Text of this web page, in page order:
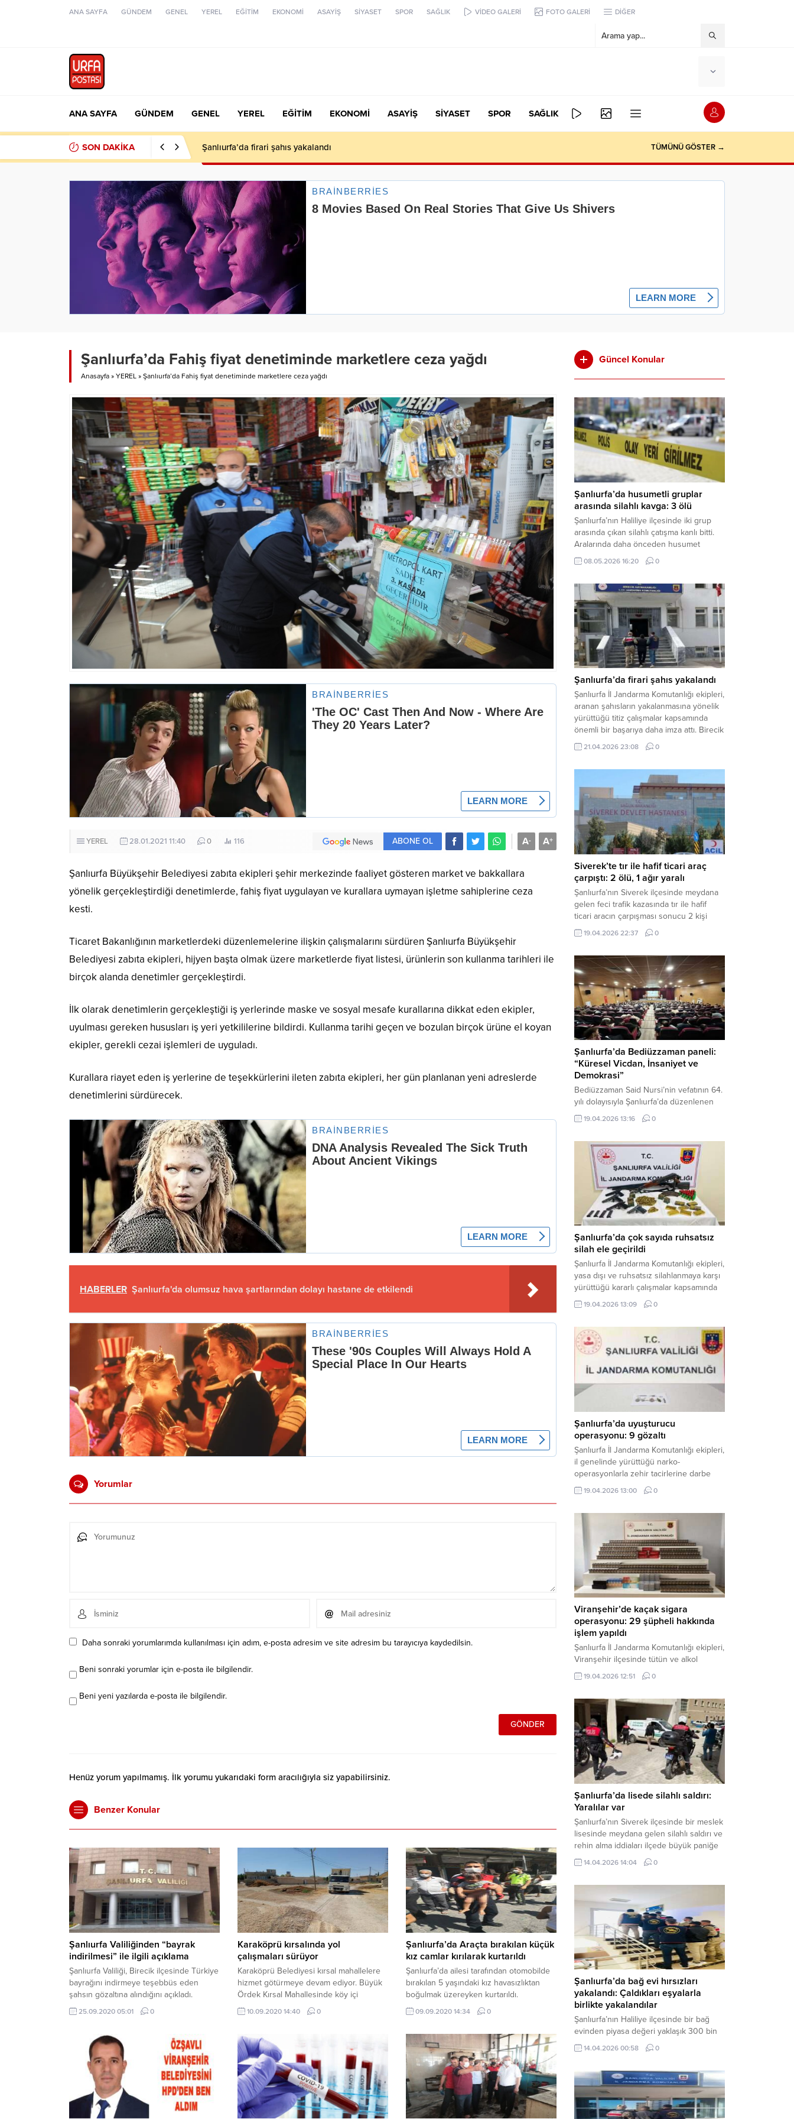
ANA SAYFA GÜNDEM GENEL YEREL EĞİTİM EKONOMİ ASAYİŞ SİYASET SPOR SAĞLIK VİDEO GALERİ FOTO GALERİ DİĞER
ANA SAYFA GÜNDEM GENEL YEREL EĞİTİM EKONOMİ ASAYİŞ SİYASET SPOR SAĞLIK
SON DAKİKA Şanlıurfa’da firari şahıs yakalandı TÜMÜNÜ GÖSTER →
Şanlıurfa’da Fahiş fiyat denetiminde marketlere ceza yağdı
Anasayfa » YEREL » Şanlıurfa’da Fahiş fiyat denetiminde marketlere ceza yağdı
YEREL 28.01.2021 11:40 0 116 A+
A-
ABONE OL
Şanlıurfa Büyükşehir Belediyesi zabıta ekipleri şehir merkezinde faaliyet gösteren market ve bakkallara
yönelik gerçekleştirdiği denetimlerde, fahiş fiyat uygulayan ve kurallara uymayan işletme sahiplerine ceza
kesti.
Ticaret Bakanlığının marketlerdeki düzenlemelerine ilişkin çalışmalarını sürdüren Şanlıurfa Büyükşehir
Belediyesi zabıta ekipleri, hijyen başta olmak üzere marketlerde fiyat listesi, ürünlerin son kullanma tarihleri ile
birçok alanda denetimler gerçekleştirdi.
İlk olarak denetimlerin gerçekleştiği iş yerlerinde maske ve sosyal mesafe kurallarına dikkat eden ekipler,
uyulması gereken hususları iş yeri yetkililerine bildirdi. Kullanma tarihi geçen ve bozulan birçok ürüne el koyan
ekipler, gerekli cezai işlemleri de uyguladı.
Kurallara riayet eden iş yerlerine de teşekkürlerini ileten zabıta ekipleri, her gün planlanan yeni adreslerde
denetimlerini sürdürecek.
HABERLER Şanlıurfa'da olumsuz hava şartlarından dolayı hastane de etkilendi
Yorumlar
Daha sonraki yorumlarımda kullanılması için adım, e-posta adresim ve site adresim bu tarayıcıya kaydedilsin.
Beni sonraki yorumlar için e-posta ile bilgilendir.
Beni yeni yazılarda e-posta ile bilgilendir.
Henüz yorum yapılmamış. İlk yorumu yukarıdaki form aracılığıyla siz yapabilirsiniz.
Benzer Konular
Şanlıurfa Valiliğinden “bayrak
indirilmesi” ile ilgili açıklama
Şanlıurfa Valiliği, Birecik ilçesinde Türkiye
bayrağını indirmeye teşebbüs eden
şahsın gözaltına alındığını açıkladı.
25.09.2020 05:01 0
Karaköprü kırsalında yol
çalışmaları sürüyor
Karaköprü Belediyesi kırsal mahallelere
hizmet götürmeye devam ediyor. Büyük
Ördek Kırsal Mahallesinde köy içi
yollarda stabilize malzeme döşeme
çalışmasıyla yollar yenileniyor.
10.09.2020 14:40 0
Şanlıurfa’da Araçta bırakılan küçük
kız camlar kırılarak kurtarıldı
Şanlıurfa’da ailesi tarafından otomobilde
bırakılan 5 yaşındaki kız havasızlıktan
boğulmak üzereyken kurtarıldı.
09.09.2020 14:34 0
Güncel Konular
Şanlıurfa’da husumetli gruplar
arasında silahlı kavga: 3 ölü
Şanlıurfa’nın Haliliye ilçesinde iki grup
arasında çıkan silahlı çatışma kanlı bitti.
Aralarında daha önceden husumet
olduğu öğrenilen tarafların kavgası
neticesinde 3 kişi olay yerinde yaşamını
ilçesine bağlı kırsal Konaç Mahallesi’nde
meydana geldi. Edinilen bilgilere göre,
aralarında husumet bulunan iki grup
arasında henüz belirlenemeyen bir...
08.05.2026 16:20 0
Şanlıurfa’da firari şahıs yakalandı
Şanlıurfa İl Jandarma Komutanlığı ekipleri,
aranan şahısların yakalanmasına yönelik
yürüttüğü titiz çalışmalar kapsamında
önemli bir başarıya daha imza attı. Birecik
ilçesinde düzenlenen operasyonla,
hakkında kesinleşmiş hapis cezası
teslim edildi. Haber Merkezi – Şanlıurfa
Valiliği İl Basın ve Halkla İlişkiler
Müdürlüğü tarafından yapılan açıklamaya
göre; İl...
21.04.2026 23:08 0
Siverek’te tır ile hafif ticari araç
çarpıştı: 2 ölü, 1 ağır yaralı
Şanlıurfa’nın Siverek ilçesinde meydana
gelen feci trafik kazasında tır ile hafif
ticari aracın çarpışması sonucu 2 kişi
yaşamını yitirdi, 1 kişi ise ağır yaralandı.
Haber Merkezi – Siverek-Adıyaman kara
çarpışması sonucu meydana gelen
kazada can pazarı yaşandı. Kafa Kafaya
Çarpıştılar Edinilen bilgilere göre,
Hüseyin Çelik (29)...
19.04.2026 22:37 0
Şanlıurfa’da Bediüzzaman paneli:
“Küresel Vicdan, İnsaniyet ve
Demokrasi”
Bediüzzaman Said Nursi’nin vefatının 64.
yılı dolayısıyla Şanlıurfa’da düzenlenen
panelde, günümüzün manevi ve
toplumsal sorunlarına Risale-i Nur
Necmettin Cevheri Kültür Merkezi’nde
gerçekleştirilen “Küresel Vicdan,
İnsaniyet ve Demokrasi” başlıklı panel,
hürriyet, adalet ve hukuk vurgularıyla
yoğun katılıma sahne oldu. Haber
Merkezi – Bediüzzaman Eğitim Kültür ve
Sanat...
19.04.2026 13:16 0
Şanlıurfa’da çok sayıda ruhsatsız
silah ele geçirildi
Şanlıurfa İl Jandarma Komutanlığı ekipleri,
yasa dışı ve ruhsatsız silahlanmaya karşı
yürüttüğü kararlı çalışmalar kapsamında
Bozova ilçesinde bir ikamete operasyon
düzenledi. Yapılan aramada çok sayıda
mühimmat ele geçirildi. Haber Merkezi –
Şanlıurfa Valiliği İl Basın ve Halkla İlişkiler
Müdürlüğü tarafından yapılan açıklamaya
göre; 17 Nisan...
19.04.2026 13:09 0
Şanlıurfa’da uyuşturucu
operasyonu: 9 gözaltı
Şanlıurfa İl Jandarma Komutanlığı ekipleri,
il genelinde yürüttüğü narko-
operasyonlarla zehir tacirlerine darbe
indirdi. Üç ilçede eş zamanlı
gerçekleştirilen faaliyetlerde çeşitli
şüpheli hakkında adli işlem başlatıldı.
Haber Merkezi – Şanlıurfa Valiliği İl Basın
ve Halkla İlişkiler Müdürlüğü’nden yapılan
açıklamaya göre, İl Jandarma Komutanlığı
tarafından “Narkotik Suçlarla...
19.04.2026 13:00 0
Viranşehir’de kaçak sigara
operasyonu: 29 şüpheli hakkında
işlem yapıldı
Şanlıurfa İl Jandarma Komutanlığı ekipleri,
Viranşehir ilçesinde tütün ve alkol
kaçakçılığına yönelik yürüttüğü kapsamlı
çalışmalar neticesinde binlerce paket
Operasyon kapsamında çok sayıda şahıs
hakkında adli süreç başlatıldı. Haber
Merkezi – Şanlıurfa Valiliği bünyesinde İl
Jandarma Komutanlığı tarafından
gerçekleştirilen “Tütün ve Alkol
Kaçakçılarına Yönelik Çalışmalar” tüm...
19.04.2026 12:51 0
Şanlıurfa’da lisede silahlı saldırı:
Yaralılar var
Şanlıurfa’nın Siverek ilçesinde bir meslek
lisesinde meydana gelen silahlı saldırı ve
rehin alma iddiaları ilçede büyük paniğe
neden oldu. Olay yerine çok sayıda özel
harekat polisi ve sağlık ekibi sevk
çalışmaları devam ediyor. Haber Merkezi
– Siverek ilçesi Hasan Çelebi
Mahallesi’nde bulunan Ahmet Koyuncu
Mesleki...
14.04.2026 14:04 0
Şanlıurfa’da bağ evi hırsızları
yakalandı: Çaldıkları eşyalarla
birlikte yakalandılar
Şanlıurfa’nın Haliliye ilçesinde bir bağ
evinden piyasa değeri yaklaşık 300 bin
TL olan eşyaları çalan şüpheliler,
jandarmanın başarılı operasyonuyla
şüpheliden 2’si tutuklanarak cezaevine
gönderildi. Haber Merkezi – Şanlıurfa İl
Jandarma Komutanlığı, “Faili Meçhul
Hırsızlık Olaylarının Aydınlatılmasına”
14.04.2026 00:58 0